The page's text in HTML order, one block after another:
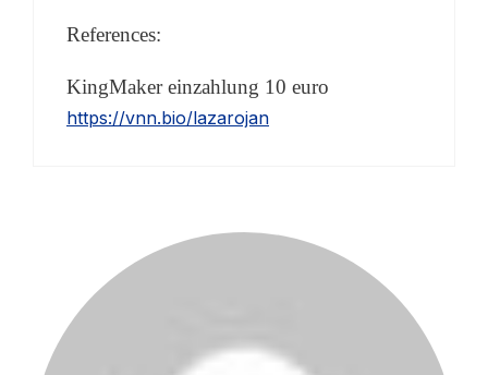
References:
KingMaker einzahlung 10 euro
https://vnn.bio/lazarojan